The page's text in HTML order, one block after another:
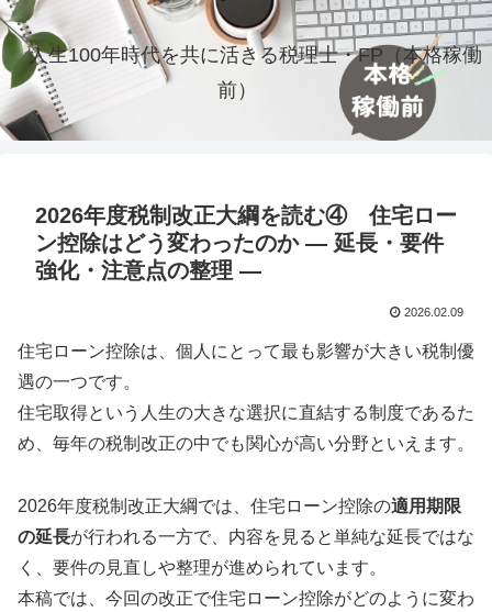
人生100年時代を共に活きる税理士・FP（本格稼働
前）
2026年度税制改正大綱を読む④ 住宅ロー
ン控除はどう変わったのか ― 延長・要件
強化・注意点の整理 ―
2026.02.09
住宅ローン控除は、個人にとって最も影響が大きい税制優
遇の一つです。
住宅取得という人生の大きな選択に直結する制度であるた
め、毎年の税制改正の中でも関心が高い分野といえます。
2026年度税制改正大綱では、住宅ローン控除の適用期限
の延長が行われる一方で、内容を見ると単純な延長ではな
く、要件の見直しや整理が進められています。
本稿では、今回の改正で住宅ローン控除がどのように変わ